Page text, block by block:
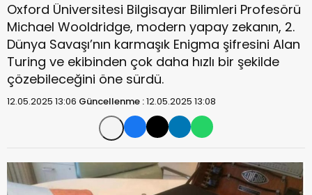
Oxford Üniversitesi Bilgisayar Bilimleri Profesörü
Michael Wooldridge, modern yapay zekanın, 2.
Dünya Savaşı’nın karmaşık Enigma şifresini Alan
Turing ve ekibinden çok daha hızlı bir şekilde
çözebileceğini öne sürdü.
12.05.2025 13:06 Güncellenme :12.05.2025 13:08